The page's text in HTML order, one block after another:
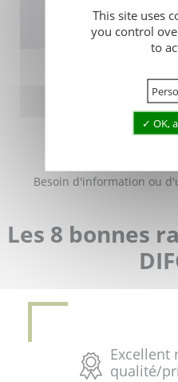
INDUSTRIELS -
Ref :
Besoin d'information ou
Les 8 bonnes
Excellent
qualité/
This site uses
you control
to
OK,